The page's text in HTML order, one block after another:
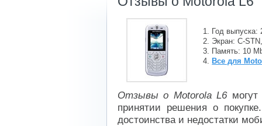
Год выпуска:
Экран: C-
Память: 10
Все для
Отзывы о Motorola L6могут
принятии решения о
достоинства и недостатки